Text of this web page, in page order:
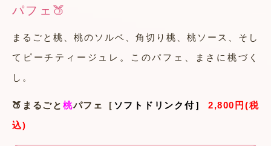
パフェ🍑
まるごと桃、桃のソルベ、角切り桃、桃ソース、そし
てピーチティージュレ。このパフェ、まさに桃づく
し。
🍑まるごと 桃パフェ［ ソフトドリンク付］
2,800円(税
込)